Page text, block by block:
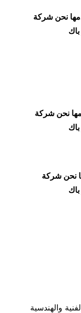
نحن شركة
نحن شركة
نحن شركة
والهندسية